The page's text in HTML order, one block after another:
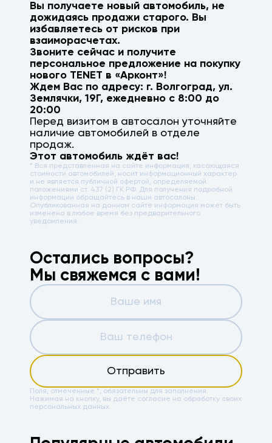
Вы получаете новый автомобиль, не
дожидаясь продажи старого. Вы
избавляетесь от рисков при
взаиморасчетах.
Звоните сейчас и получите
персональное предложение на покупку
нового TENET в «Арконт»!
Ждем Вас по адресу: г. Волгоград,ул.
Землячки, 19Г, ежедневно с 8:00 до
20:00
Перед визитом в автосалон уточняйте
наличие автомобилей в отделе
продаж.
Этот автомобиль ждёт вас!
* Вся представленная на сайте информация, касающаяся
стоимости автомобилей, носит информационный характер
и не является публичной офертой, определяемой
положениями ст. 437 (2) ГК РФ. Для получения подробной
информации обращайтесь в наши автосалоны.
Опубликованная на данном сайте информация может быть
изменена в любое время без предварительного
уведомления.
Остались вопросы?
Мы свяжемся с вами!
Отправить
Поля, отмеченные *, обязательны для заполнения.
Нажимая на кнопку, вы даёте согласие на обработку своих
персональных данных.